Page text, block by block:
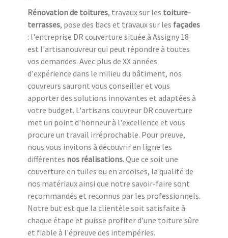
Rénovation de toitures, travaux sur les toiture-
terrasses, pose des bacs et travaux sur les façades
: l'entreprise DR couverture située à Assigny 18
est l'artisanouvreur qui peut répondre à toutes
vos demandes. Avec plus de XX années
d'expérience dans le milieu du bâtiment, nos
couvreurs sauront vous conseiller et vous
apporter des solutions innovantes et adaptées à
votre budget. L'artisans couvreur DR couverture
met un point d'honneur à l'excellence et vous
procure un travail irréprochable. Pour preuve,
nous vous invitons à découvrir en ligne les
différentes nos réalisations. Que ce soit une
couverture en tuiles ou en ardoises, la qualité de
nos matériaux ainsi que notre savoir-faire sont
recommandés et reconnus par les professionnels.
Notre but est que la clientèle soit satisfaite à
chaque étape et puisse profiter d'une toiture sûre
et fiable à l'épreuve des intempéries.